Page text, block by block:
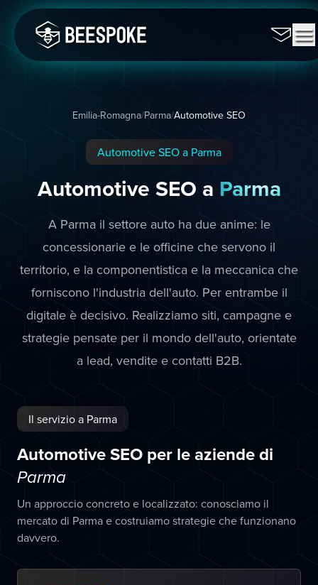
Emilia-Romagna/Parma/Automotive SEO
Automotive SEO a Parma
Automotive SEO a Parma
A Parma il settore auto ha due anime: le
concessionarie e le officine che servono il
territorio, e la componentistica e la meccanica che
forniscono l'industria dell'auto. Per entrambe il
digitale è decisivo. Realizziamo siti, campagne e
strategie pensate per il mondo dell'auto, orientate
a lead, vendite e contatti B2B.
Il servizio a Parma
Automotive SEO per le aziende di
Parma
Un approccio concreto e localizzato: conosciamo il
mercato di Parma e costruiamo strategie che funzionano
davvero.